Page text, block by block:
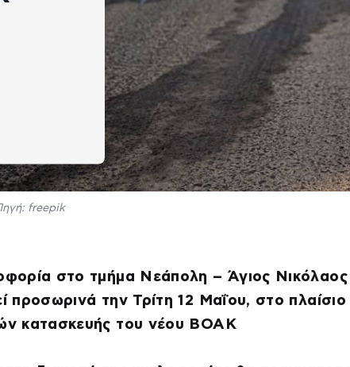
freepik
στο τμήμα Νεάπολη – Άγιος
προσωρινά την Τρίτη 12 Μαΐου, στο
κατασκευής του νέου ΒΟΑΚ